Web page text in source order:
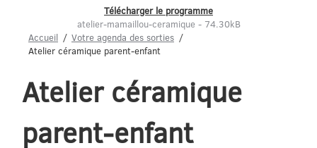
Télécharger le programme
atelier-mamaillou-ceramique - 74.30kB
Accueil
Votre agenda des sorties
Atelier céramique parent-enfant
Atelier céramique
parent-enfant